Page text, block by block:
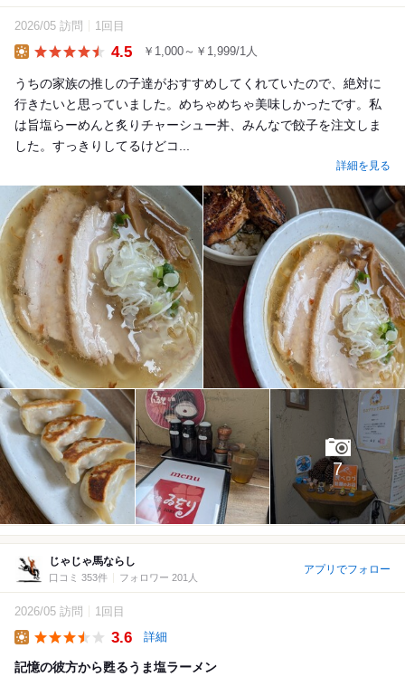
2026/05 訪問 1回目
4.5 ￥1,000～￥1,999/1人
うちの家族の推しの子達がおすすめしてくれていたので、絶対に
行きたいと思っていました。めちゃめちゃ美味しかったです。私
は旨塩らーめんと炙りチャーシュー丼、みんなで餃子を注文しま
した。すっきりしてるけどコ...
詳細を見る
7
じゃじゃ馬ならし
口コミ 353件 フォロワー 201人
アプリでフォロー
2026/05 訪問 1回目
3.6 詳細
記憶の彼方から甦るうま塩ラーメン